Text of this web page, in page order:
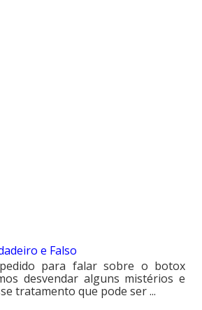
e Falso
para falar sobre o botox
desvendar alguns mistérios e
tratamento que pode ser ...